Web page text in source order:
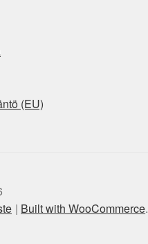
(EU)
Built with WooCommerce.